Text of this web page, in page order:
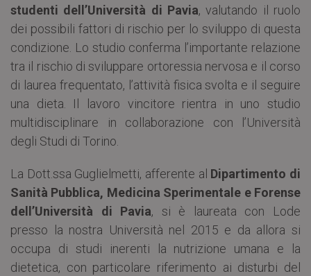
studenti dell’Università di Pavia, valutando il ruolo
dei possibili fattori di rischio per lo sviluppo di questa
condizione. Lo studio conferma l’importante relazione
tra il rischio di sviluppare ortoressia nervosa e il corso
di laurea frequentato, l’attività fisica svolta e il seguire
una dieta. Il lavoro vincitore rientra in uno studio
multidisciplinare in collaborazione con l’Università
degli Studi di Torino.
La Dott.ssa Guglielmetti, afferente al Dipartimento di
Sanità Pubblica, Medicina Sperimentale e Forense
dell’Università di Pavia, si è laureata con Lode
presso la nostra Università nel 2015 e da allora si
occupa di studi inerenti la nutrizione umana e la
dietetica, con particolare riferimento ai disturbi del